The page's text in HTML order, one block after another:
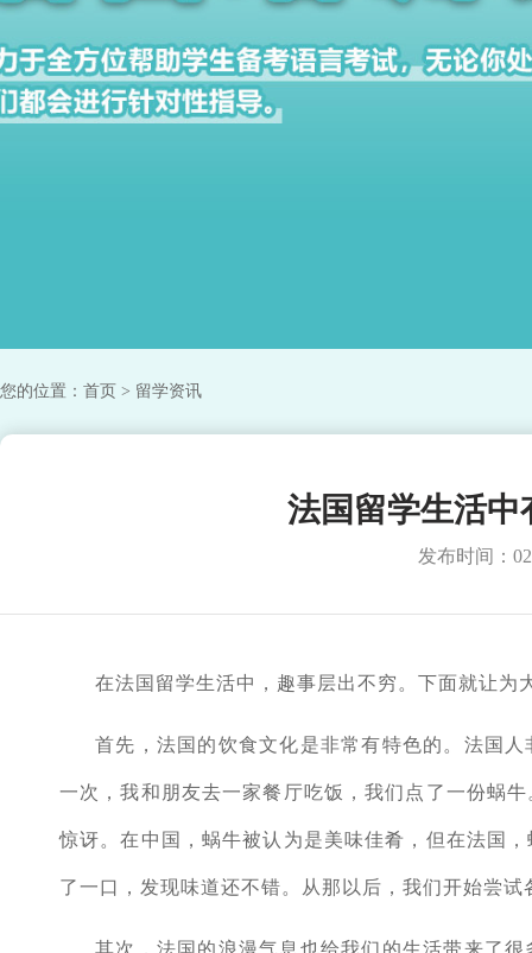
您的位置： 首页 > 留学资讯
法国留学生活中
发布时间：
在法国留学生活中，趣事层出不穷。下面就让为
首先，法国的饮食文化是非常有特色的。法国
一次，我和朋友去一家餐厅吃饭，我们点了一份蜗
惊讶。在中国，蜗牛被认为是美味佳肴，但在法国
了一口，发现味道还不错。从那以后，我们开始尝
其次，法国的浪漫气息也给我们的生活带来了